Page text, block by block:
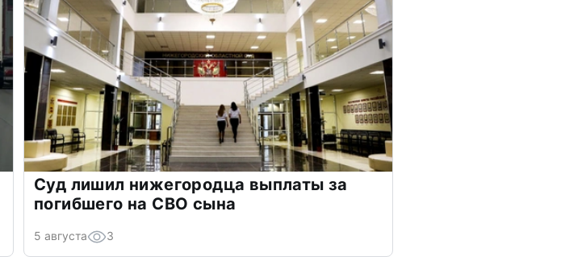
Суд лишил нижегородца выплаты за
погибшего на СВО сына
5 августа 3